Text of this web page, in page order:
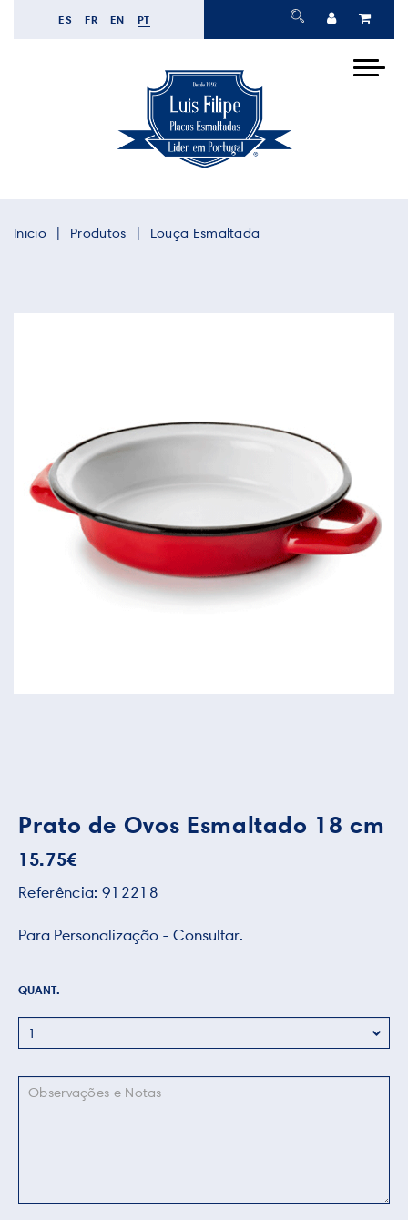
ES FR EN PT
Inicio Produtos Louça Esmaltada
Prato de Ovos Esmaltado 18 cm
15.75€
Referência: 912218
Para Personalização - Consultar.
QUANT.